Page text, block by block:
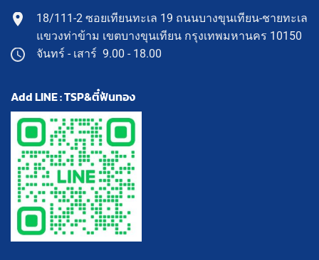
18/111-2 ซอยเทียนทะเล 19 ถนนบางขุนเทียน-ชายทะเล
แขวงท่าข้าม เขตบางขุนเทียน กรุงเทพมหานคร 10150
จันทร์ - เสาร์ 9.00 - 18.00
Add LINE : TSP&ตี๋ฟันทอง